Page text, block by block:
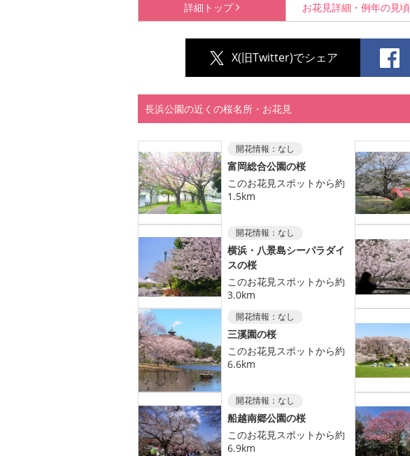
詳細 トップ お花見詳細・例年の見頃
X(旧Twitter)でシェア
長浜公園の近くの桜名所・お花見
開花情報： なし
富岡総合公園の桜
このお花見スポットから約
1.5km
開花情報： なし
横浜・八景島シーパラダイ
スの桜
このお花見スポットから約
3.0km
開花情報： なし
三溪園の桜
このお花見スポットから約
6.6km
開花情報： なし
船越南郷公園の桜
このお花見スポットから約
6.9km